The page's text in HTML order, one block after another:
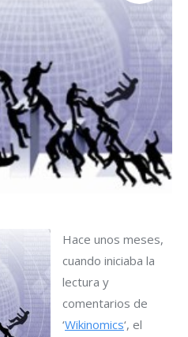
Hace unos meses,
cuando iniciaba la
lectura y
comentarios de
‘Wikinomics‘, el